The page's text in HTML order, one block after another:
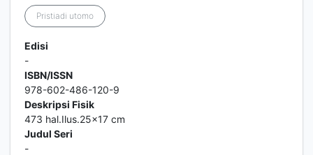
Pristiadi utomo
Edisi
-
ISBN/ISSN
978-602-486-120-9
Deskripsi Fisik
473 hal.Ilus.25x17 cm
Judul Seri
-